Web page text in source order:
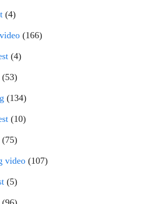
(4)
(166)
(4)
(53)
(134)
(10)
(75)
video (107)
(5)